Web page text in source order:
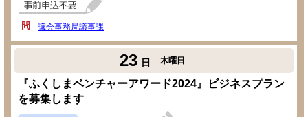
議会事務局議事課
23 日 木曜日
『ふくしまベンチャーアワード2024』ビジネスプラン
を募集します